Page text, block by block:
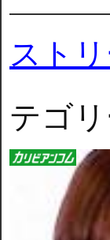
スト
テゴリ